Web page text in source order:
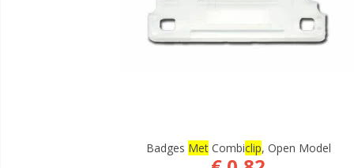
Badges MetCombiClip, Open Model